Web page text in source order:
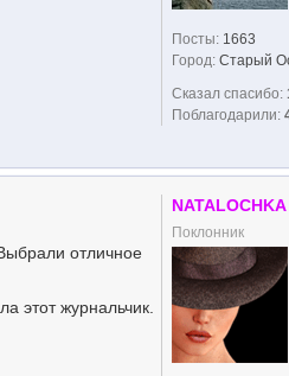
Посты: 1663
Город: Старый
Сказал спасибо:
Поблагодарили:
отличное
этот журнальчик.
NATALOCHKA
Поклонник